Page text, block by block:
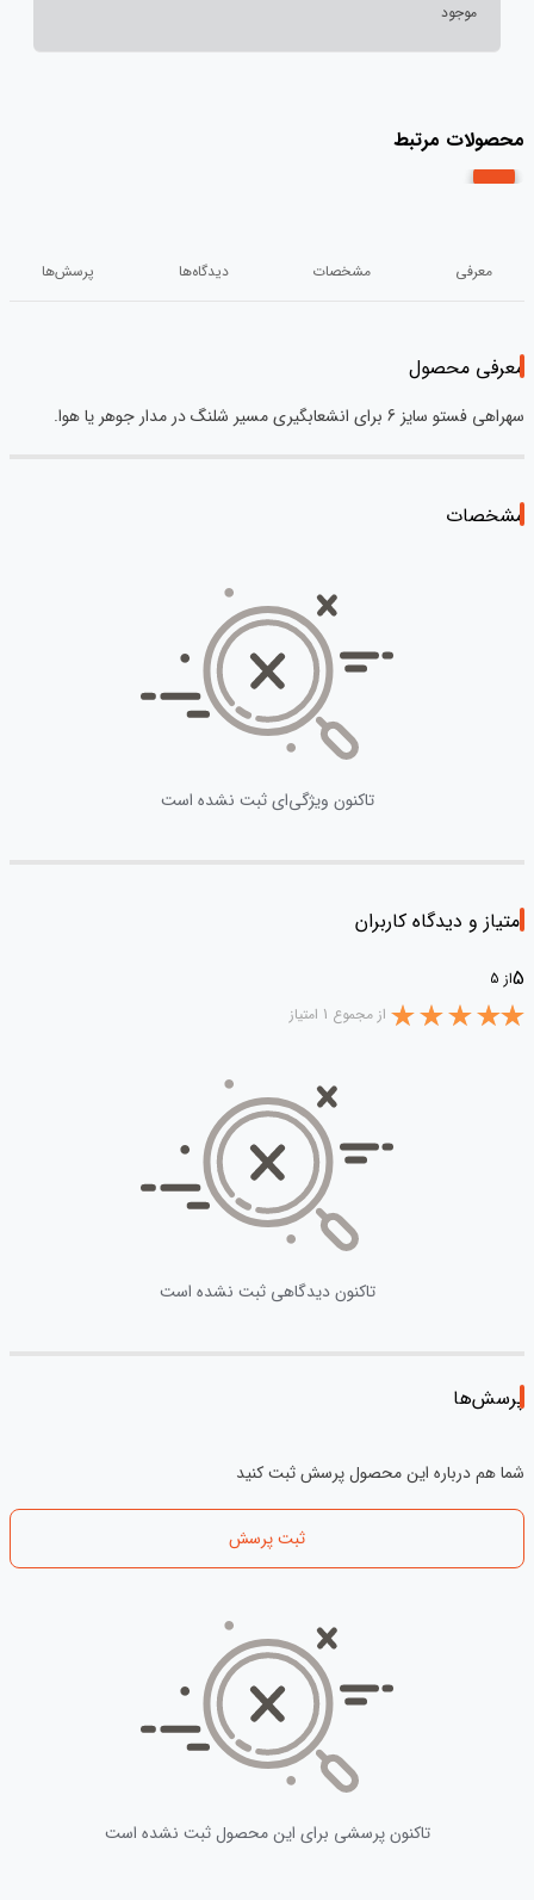
موجود
محصولات مرتبط
معرفی مشخصات دیدگاه‌ها پرسش‌ها
معرفی محصول
سهراهی فستو سایز 6 برای انشعابگیری مسیر شلنگ در مدار جوهر یا هوا.
مشخصات
تاکنون ویژگی‌ای ثبت نشده است
امتیاز و دیدگاه کاربران
5از 5
از مجموع 1 امتیاز
تاکنون دیدگاهی ثبت نشده است
پرسش‌ها
شما هم درباره این محصول پرسش ثبت کنید
ثبت پرسش
تاکنون پرسشی برای این محصول ثبت نشده است